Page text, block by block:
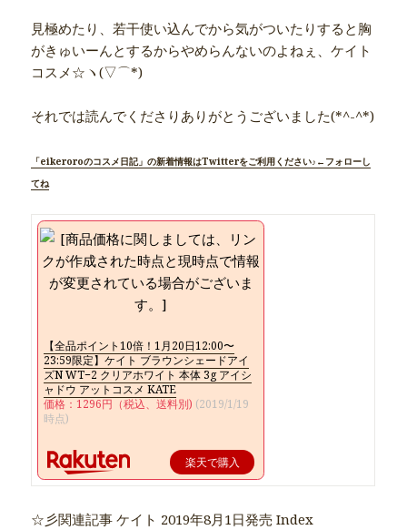
見極めたり、若干使い込んでから気がついたりすると胸
がきゅいーんとするからやめらんないのよねぇ、ケイト
コスメ☆ヽ(▽⌒*)
それでは読んでくださりありがとうございました(*^-^*)
「eikeroroのコスメ日記」の新着情報はTwitterをご利用ください♪←フォローし
てね
【全品ポイント10倍！1月20日12:00〜
23:59限定】ケイト ブラウンシェードアイ
ズN WT−2 クリアホワイト 本体 3g アイシ
ャドウ アットコスメ KATE
価格：1296円（税込、送料別) (2019/1/19
時点)
楽天で購入
☆彡関連記事 ケイト 2019年8月1日発売 Index